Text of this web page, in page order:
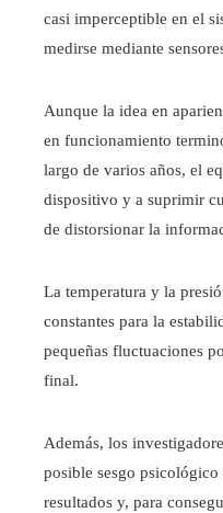
casi imperceptible en el
medirse mediante
Aunque la idea en
en funcionamiento
largo de varios años, el
dispositivo y a suprimir
de distorsionar la
La temperatura y la
constantes para la
pequeñas fluctuaciones
final.
Además, los
posible sesgo
resultados y, para